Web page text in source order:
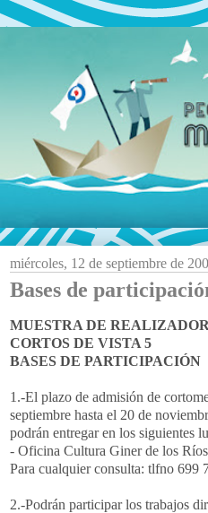
miércoles, 12 de septiembre de
Bases de
MUESTRA DE
CORTOS DE VISTA 5
BASES DE PARTICIPACIÓN
1.-El plazo de admisión de
septiembre hasta el 20 de
podrán entregar en los siguientes
- Oficina Cultura Giner de los
Para cualquier consulta: tlfno 699
2.-Podrán participar los trabajos